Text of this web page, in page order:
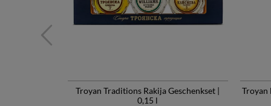
Troyan Traditions Rakija Geschenkset |
0,15 l
Troyan